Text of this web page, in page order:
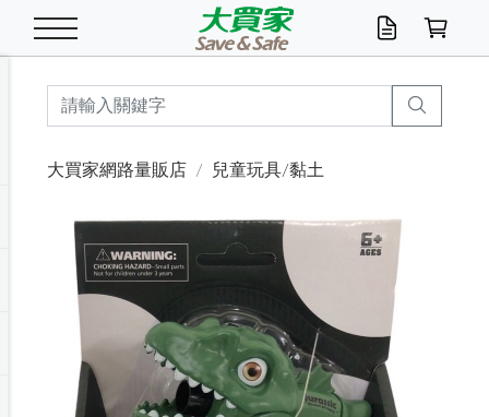
五穀/南北貨
湯類/湯塊
油/調味料 醬油.油膏.蠔油
調味用品
咖哩/沾拌醬/抹醬
泡麵 / 麵條
碗麵/義大利麵
麵條/快煮麵/米粉
箱購專區
罐頭調理包
醬菜/玉米罐
調理食品
肉鬆/肉醬罐
點心罐
零嘴
堅果/海苔
肉乾/豆乾
美味餅乾 糕餅/點心
洋芋片
節日限定伴手禮
糖果/巧克力
巧克力
果汁咖啡
碳酸/礦泉水
保久乳/豆米漿
機能飲料
機能保健
族群保健
常備/醫材/口罩
▶保健品牌推薦
奶粉/穀麥片 麥片/玉米片
沖調穀粉/隨手包
特色茶品
紅茶
奶茶/花草茶
烏龍/普洱茶/其他
黑糖桂圓/蜂蜜醋
咖啡/可可
咖啡豆/粉/濾掛
可可/糖/奶精
香皂/洗手乳
美髮造型 造型髮品
染髮產品
口腔清潔
牙膏/漱口水
口腔配件
臉部清潔
卸妝/粉刺調理
刮鬍用品
開架/身體保養
面/眼膜
身體保養
開架彩妝/防曬
保鮮/微波
飲水用具
廚房配件
掃除用具/照明/五金 洗衣/曬衣用具
電池/延長線
燈泡/檯燈/照明
修繕/五金/祭祀
傢飾/收納/衛浴
收納用品
衛浴/毛巾
地墊/家飾品
寵物/園藝
寵物清潔/百貨
園藝用品
廚房紙巾/平版/
箱購免運區
日用活動區
衣物清潔 洗衣粉/皂
漂白水/柔軟精
箱購免運區
居家清潔
浴廁/水管清潔
居家清潔/除濕芳
防蚊/殺蟲
衛生棉/護墊
成人/嬰兒紙尿褲
嬰兒尿布
成人紙尿褲
烤箱/微波/電磁爐
快煮壺/烘碗機
咖啡機/果汁調理
季節家電 風扇/防蚊家電
電暖器
生活家電
美容家電
家用電器
3C/電腦周邊/OA
數位週邊
手機/平板周邊
辦公用具
辦公文具/收納
玩具/擺設小物
汽機車百貨 汽車百貨
休閒/運動
健身/按摩/瑜珈
測量/護具/其他
球類/運動
服飾/配件
配件
男/女/機能包
戶外/室內鞋
調理食品
箱購免運 清潔用品免運
居家/汽百用品
主題專區
店長推薦
這夏不怕熱
綠意露營生活
大買家網路量販店 兒童玩具/黏土